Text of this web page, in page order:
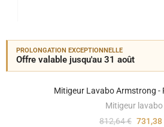
PROLONGATION EXCEPTIONNELLE
Offre valable jusqu'au 31 août
Mitigeur Lavabo Armstrong -
Mitigeur lavabo
812,64 € 731,38